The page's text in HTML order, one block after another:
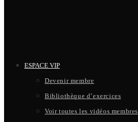
ESPACE VIP
Devenir membre
Bibliothèque d’exercices
Voir toutes les vidéos membres